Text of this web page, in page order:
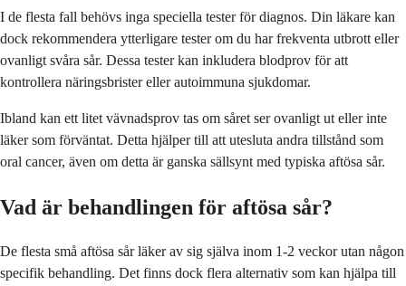
I de flesta fall behövs inga speciella tester för diagnos. Din läkare kan
dock rekommendera ytterligare tester om du har frekventa utbrott eller
ovanligt svåra sår. Dessa tester kan inkludera blodprov för att
kontrollera näringsbrister eller autoimmuna sjukdomar.
Ibland kan ett litet vävnadsprov tas om såret ser ovanligt ut eller inte
läker som förväntat. Detta hjälper till att utesluta andra tillstånd som
oral cancer, även om detta är ganska sällsynt med typiska aftösa sår.
Vad är behandlingen för aftösa sår?
De flesta små aftösa sår läker av sig själva inom 1-2 veckor utan någon
specifik behandling. Det finns dock flera alternativ som kan hjälpa till